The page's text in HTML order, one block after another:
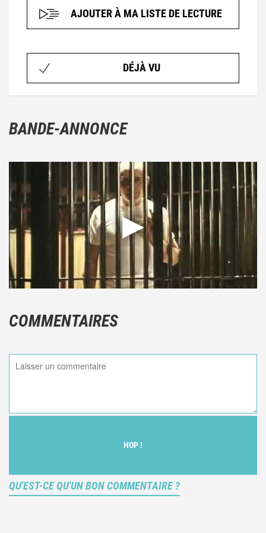
AJOUTER À MA LISTE DE LECTURE
DÉJÀ VU
BANDE-ANNONCE
COMMENTAIRES
HOP !
QU'EST-CE QU'UN BON COMMENTAIRE ?